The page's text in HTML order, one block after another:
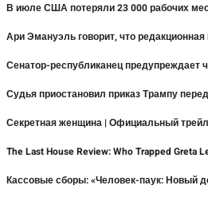
В июле США потеряли 23 000 рабочих
Ари Эмануэль говорит, что
Сенатор-республиканец предупреждает
Судья приостановил приказ Трампу
Секретная женщина | Официальный
The Last House Review: Who Trapped
Кассовые сборы: «Человек-паук: Новый